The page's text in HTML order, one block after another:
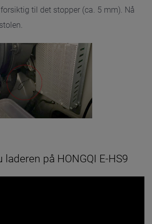
til det stopper (ca. 5 mm). Nå
på HONGQI E-HS9